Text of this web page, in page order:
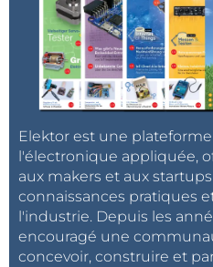
Elektor est une
l'électronique appliquée,
aux makers et aux
connaissances pratiques
l'industrie. Depuis les
encouragé une
concevoir, construire et